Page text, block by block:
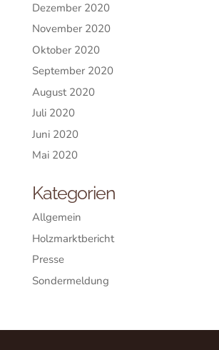
Dezember 2020
November 2020
Oktober 2020
September 2020
August 2020
Juli 2020
Juni 2020
Mai 2020
Kategorien
Allgemein
Holzmarktbericht
Presse
Sondermeldung